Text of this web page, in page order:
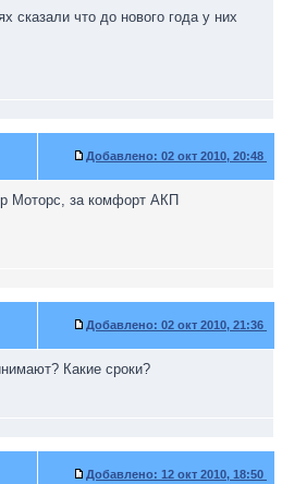
сказали что до нового года у них
Добавлено: 02 окт 2010, 20:48
Моторс, за комфорт АКП
Добавлено: 02 окт 2010, 21:36
Какие сроки?
Добавлено: 12 окт 2010, 18:50